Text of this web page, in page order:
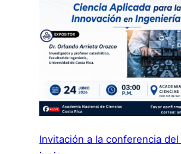
a
las
Invitación a la conferencia